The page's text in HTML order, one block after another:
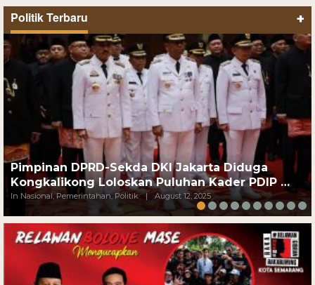
Politik Terbaru +
Pimpinan DPRD-Sekda DKI Jakarta Diduga
Kongkalikong Loloskan Puluhan Kader PDIP …
In Nasional, Pemerintahan, Politik | August 12, 2025